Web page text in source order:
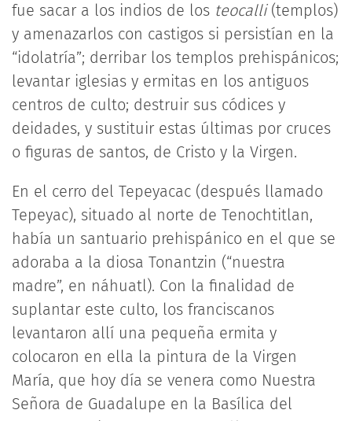
fue sacar a los indios de los teocalli(templos)
y amenazarlos con castigos si persistían en la
“idolatría”; derribar los templos prehispánicos;
levantar iglesias y ermitas en los antiguos
centros de culto; destruir sus códices y
deidades, y sustituir estas últimas por cruces
o figuras de santos, de Cristo y la Virgen.
En el cerro del Tepeyacac (después llamado
Tepeyac), situado al norte de Tenochtitlan,
había un santuario prehispánico en el que se
adoraba a la diosa Tonantzin (“nuestra
madre”, en náhuatl). Con la finalidad de
suplantar este culto, los franciscanos
levantaron allí una pequeña ermita y
colocaron en ella la pintura de la Virgen
María, que hoy día se venera como Nuestra
Señora de Guadalupe en la Basílica del